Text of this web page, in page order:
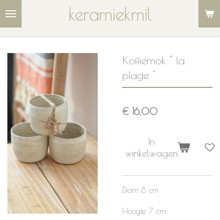
Ga
naar
hoofdinhoud
keramiekmil
Koffiemok " la
plage "
€ 16,00
In
winkelwagen
Diam 8 cm
Hoogte 7 cm